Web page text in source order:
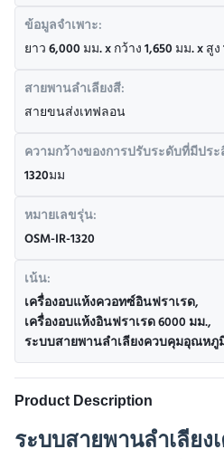
ข้อมูลจำเพาะ:
ยาว 6,000 มม. x กว้าง 1,650 มม. x สู
สายพานลำเลียงสี:
สายขนส่งเทฟลอน
ความกว้างของการปรับระดับที่มีปร
1320มม
หมายเลขรุ่น:
OSM-IR-1320
เน้น:
เครื่องอบแห้งควอทซ์อินฟราเรด,
เครื่องอบแห้งอินฟราเรด 6000 มม.,
ระบบสายพานลำเลียงควบคุมอุณหภู
Product Description
ระบบสายพานลำเลียง